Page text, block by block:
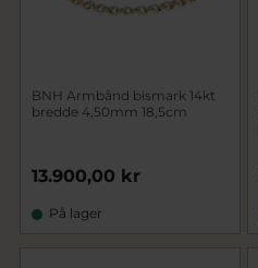
BNH Armbånd bismark 14kt
bredde 4,50mm 18,5cm
13.900,00 kr
På lager